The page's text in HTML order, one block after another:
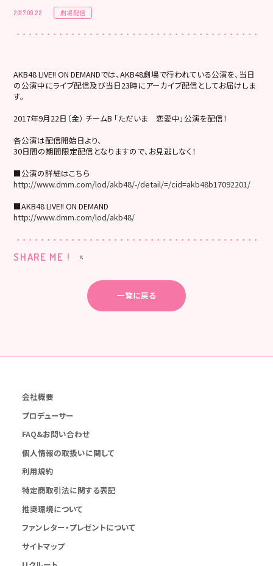
2017.09.22 劇場配信
AKB48 LIVE!! ON DEMANDでは、AKB48劇場で行われている公演を、当日
の公演中にライブ配信及び当日23時にアーカイブ配信としてお届けしま
す。
2017年9月22日（金） チームB 「ただいま 恋愛中」公演を配信！
各公演は配信開始日より、
30日間の期間限定配信となりますので、お見逃しなく！
■公演の詳細はこちら
http://www.dmm.com/lod/akb48/-/detail/=/cid=akb48b17092201/
■AKB48 LIVE!! ON DEMAND
http://www.dmm.com/lod/akb48/
SHARE ME !
一覧に戻る
会社概要
プロデューサー
FAQ&お問い合わせ
個人情報の取扱いに関して
利用規約
特定商取引法に関する表記
推奨環境について
ファンレター・プレゼントについて
サイトマップ